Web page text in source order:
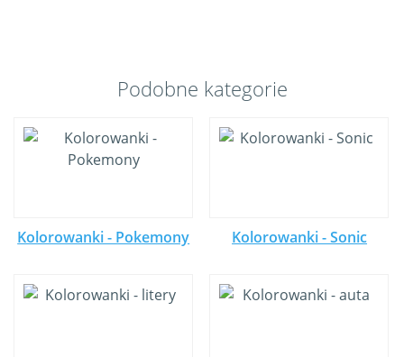
Podobne kategorie
Kolorowanki - Pokemony Kolorowanki - Sonic